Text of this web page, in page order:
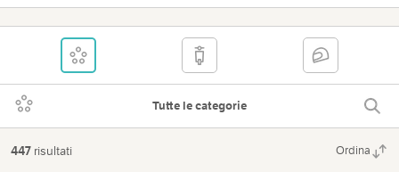
Tutte le categorie
447 risultati Ordina